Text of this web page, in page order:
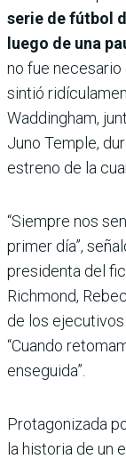
serie de fútbol
luego de una
no fue necesario
sintió
Waddingham,
Juno Temple,
estreno de la
“Siempre nos
primer día”,
presidenta del
Richmond,
de los
“Cuando
enseguida”.
Protagonizada
la historia de un